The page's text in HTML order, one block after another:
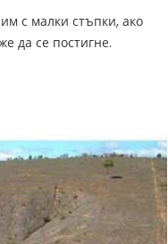
с малки стъпки, ако
да се постигне.